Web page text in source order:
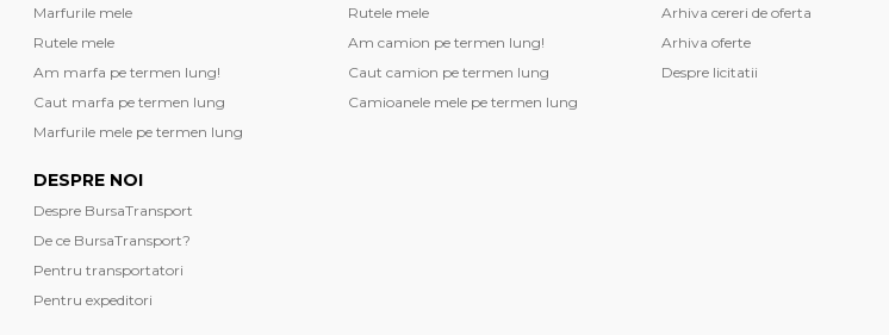
Marfurile mele
Rutele mele
Am marfa pe termen lung!
Caut marfa pe termen lung
Marfurile mele pe termen lung
Rutele mele
Am camion pe termen lung!
Caut camion pe termen lung
Camioanele mele pe termen lung
Arhiva cereri de oferta
Arhiva oferte
Despre licitatii
DESPRE NOI
Despre BursaTransport
De ce BursaTransport?
Pentru transportatori
Pentru expeditori